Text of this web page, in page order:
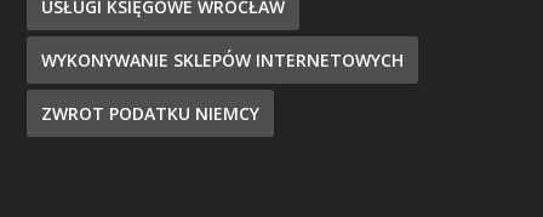
USŁUGI KSIĘGOWE WROCŁAW
WYKONYWANIE SKLEPÓW INTERNETOWYCH
ZWROT PODATKU NIEMCY